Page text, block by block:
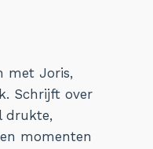
met Joris,
Schrijft over
drukte,
momenten